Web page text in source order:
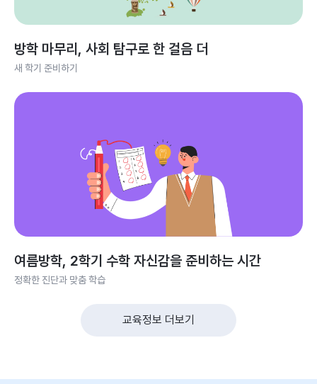
방학 마무리, 사회 탐구로 한 걸음 더
새 학기 준비하기
여름방학, 2학기 수학 자신감을 준비하는 시간
정확한 진단과 맞춤 학습
교육정보 더보기